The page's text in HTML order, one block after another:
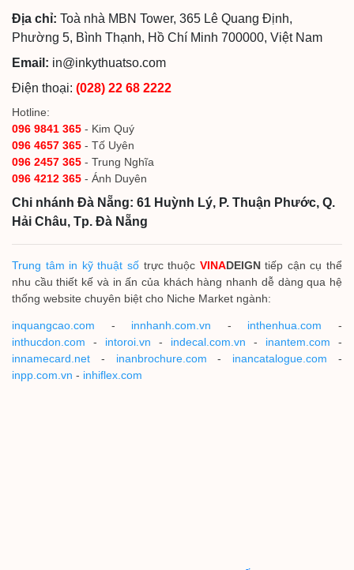
Địa chỉ: Toà nhà MBN Tower, 365 Lê Quang Định,
Phường 5, Bình Thạnh, Hồ Chí Minh 700000, Việt Nam
Email: in@inkythuatso.com
Điện thoại: (028) 22 68 2222
Hotline:
096 9841 365 - Kim Quý
096 4657 365 - Tố Uyên
096 2457 365 - Trung Nghĩa
096 4212 365 - Ánh Duyên
Chi nhánh Đà Nẵng: 61 Huỳnh Lý, P. Thuận Phước, Q.
Hải Châu, Tp. Đà Nẵng
Trung tâm in kỹ thuật sốtrực thuộc VINADEIGNtiếp cận cụ thể
nhu cầu thiết kế và in ấn của khách hàng nhanh dễ dàng qua hệ
thống website chuyên biệt cho Niche Market ngành:
inquangcao.com - innhanh.com.vn - inthenhua.com -
inthucdon.com - intoroi.vn - indecal.com.vn - inantem.com -
innamecard.net - inanbrochure.com - inancatalogue.com -
inpp.com.vn - inhiflex.com